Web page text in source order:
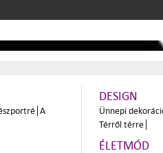
A
DESIGN
Ünnepi
Térről térre
ÉLETMÓD